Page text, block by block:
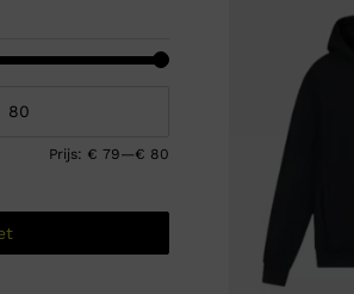
Prijs: € 79—€ 80